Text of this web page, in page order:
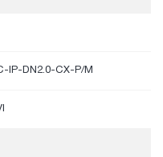
IP-DN2.0-CX-P/M